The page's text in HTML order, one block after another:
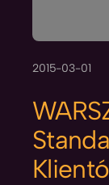
2015-03-01